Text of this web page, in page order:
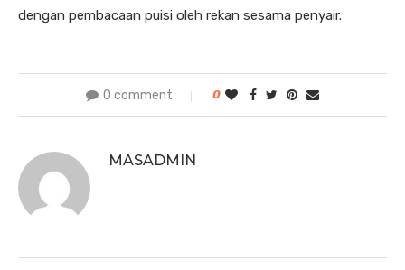
dengan pembacaan puisi oleh rekan sesama penyair.
0 comment 0
MASADMIN